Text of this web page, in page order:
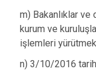
m) Bakanlıklar ve
kurum ve
işlemleri
n) 3/10/2016